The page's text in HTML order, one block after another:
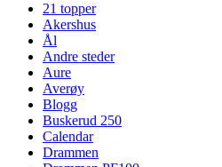
21 topper
Akershus
Ål
Andre steder
Aure
Averøy
Blogg
Buskerud 250
Calendar
Drammen